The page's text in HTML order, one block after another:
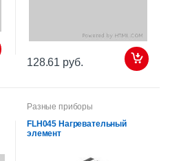
128.61 руб.
Разные приборы
FLH045 Нагревательный
элемент